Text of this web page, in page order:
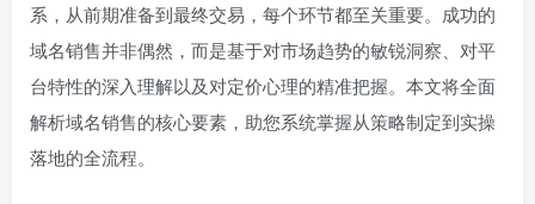
系，从前期准备到最终交易，每个环节都至关重要。成功的
域名销售并非偶然，而是基于对市场趋势的敏锐洞察、对平
台特性的深入理解以及对定价心理的精准把握。本文将全面
解析域名销售的核心要素，助您系统掌握从策略制定到实操
落地的全流程。